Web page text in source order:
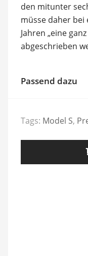
den mitunter
müsse daher bei
Jahren „eine
abgeschrieben
Passend dazu
Tags: Model S,